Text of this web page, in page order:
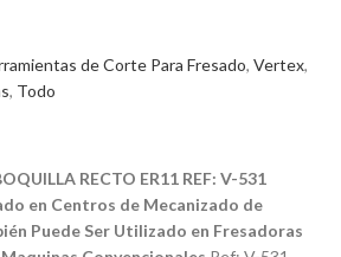
de Corte Para Fresado, Vertex,
, Todo
RECTO ER11 REF: V-531
en Centros de Mecanizado de
Puede Ser Utilizado en Fresadoras